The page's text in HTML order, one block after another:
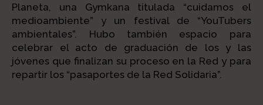
Planeta, una Gymkana titulada “cuidamos el
medioambiente” y un festival de “YouTubers
ambientales”. Hubo también espacio para
celebrar el acto de graduación de los y las
jóvenes que finalizan su proceso en la Red y para
repartir los “pasaportes de la Red Solidaria”.